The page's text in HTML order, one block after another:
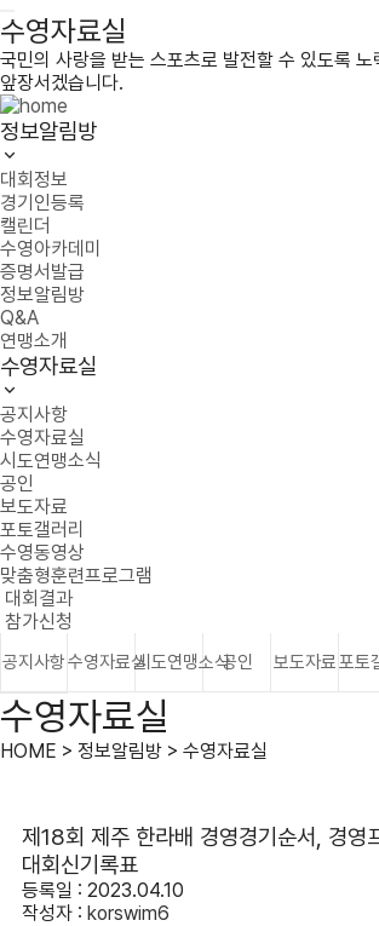
수영자료실
국민의 사랑을 받는 스포츠로 발전할 수 있도록 노
앞장서겠습니다.
정보알림방
대회정보
경기인등록
캘린더
수영아카데미
증명서발급
정보알림방
Q&A
연맹소개
수영자료실
공지사항
수영자료실
시도연맹소식
공인
보도자료
포토갤러리
수영동영상
맞춤형훈련프로그램
대회결과
참가신청
공지사항수영자료실시도연맹소식공인 보도자료포토
수영자료실
HOME > 정보알림방 > 수영자료실
제18회 제주 한라배 경영경기순서, 경영
대회신기록표
등록일 : 2023.04.10
작성자 : korswim6